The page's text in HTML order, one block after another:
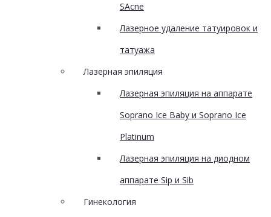
SAcne
Лазерное удаление татуировок и
татуажа
Лазерная эпиляция
Лазерная эпиляция на аппарате
Soprano Ice Baby и Soprano Ice
Platinum
Лазерная эпиляция на диодном
аппарате Sip и Sib
Гинекология